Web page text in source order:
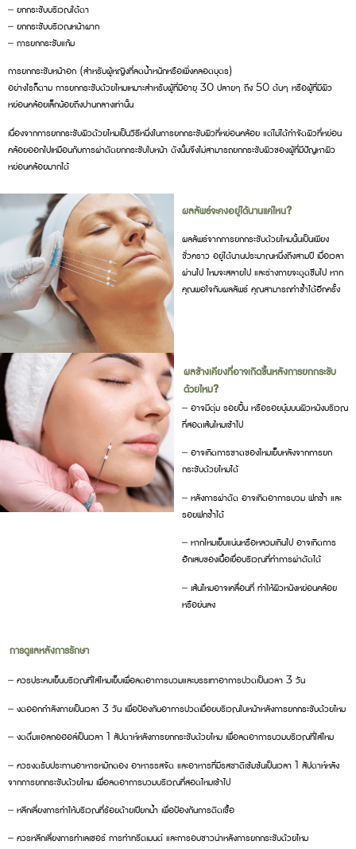
– ยกกระชับบริเวณใต้ตา
– ยกกระชับบริเวณหน้าผาก
– การยกกระชับแก้ม
การยกกระชับหน้าอก (สำหรับผู้หญิงที่ลดน้ำหนักหรือเพิ่งคลอดบุตร)
อย่างไรก็ตาม การยกกระชับด้วยไหมเหมาะสำหรับผู้ที่มีอายุ 30 ปลายๆ ถึง 50 ต้นๆ หรือผู้ที่มีผิว
หย่อนคล้อยเล็กน้อยถึงปานกลางเท่านั้น
เนื่องจากการยกกระชับผิวด้วยไหมเป็นวิธีหนึ่งในการยกกระชับผิวที่หย่อนคล้อย แต่ไม่ได้กำจัดผิวที่หย่อน
คล้อยออกไปเหมือนกับการผ่าตัดยกกระชับใบหน้า ดังนั้นจึงไม่สามารถยกกระชับผิวของผู้ที่มีปัญหาผิว
หย่อนคล้อยมากได้
ผลลัพธ์จะคงอยู่ได้นานแค่ไหน?
ผลลัพธ์จากการยกกระชับด้วยไหมนั้นเป็นเพียง
ชั่วคราว อยู่ได้นานประมาณหนึ่งถึงสามปี เมื่อเวลา
ผ่านไป ไหมจะสลายไป และร่างกายจะดูดซึมไป หาก
คุณพอใจกับผลลัพธ์ คุณสามารถทำซ้ำได้อีกครั้ง
ผลข้างเคียงที่อาจเกิดขึ้นหลังการยกกระชับ
ด้วยไหม?
– อาจมีตุ่ม รอยปื้น หรือรอยบุ๋มบนผิวหนังบริเวณ
ที่สอดเส้นไหมเข้าไป
– อาจเกิดการขาดของไหมเย็บหลังจากการยก
กระชับด้วยไหมได้
– หลังการผ่าตัด อาจเกิดอาการบวม ฟกช้ำ และ
รอยฟกช้ำได้
– หากไหมเย็บแน่นหรือหลวมเกินไป อาจเกิดการ
อักเสบของเนื้อเยื่อบริเวณที่ทำการผ่าตัดได้
– เส้นไหมอาจเคลื่อนที่ ทำให้ผิวหนังหย่อนคล้อย
หรือย่นลง
การดูแลหลังการรักษา
– ควรประคบเย็นบริเวณที่ใส่ไหมเย็บเพื่อลดอาการบวมและบรรเทาอาการปวดเป็นเวลา 3 วัน
– งดออกกำลังกายเป็นเวลา 3 วัน เพื่อป้องกันอาการปวดเมื่อยบริเวณใบหน้าหลังการยกกระชับด้วยไหม
– งดดื่มแอลกอฮอล์เป็นเวลา 1 สัปดาห์หลังการยกกระชับด้วยไหม เพื่อลดอาการบวมบริเวณที่ใส่ไหม
– ควรงดรับประทานอาหารหมักดอง อาหารรสจัด และอาหารที่มีรสชาติเข้มข้นเป็นเวลา 1 สัปดาห์หลัง
จากการยกกระชับด้วยไหม เพื่อลดอาการบวมบริเวณที่สอดไหมเข้าไป
– หลีกเลี่ยงการทำให้บริเวณที่ร้อยด้ายเปียกน้ำ เพื่อป้องกันการติดเชื้อ
– ควรหลีกเลี่ยงการทำเลเซอร์ การทำทรีตเมนต์ และการอบซาวน่าหลังการยกกระชับด้วยไหม